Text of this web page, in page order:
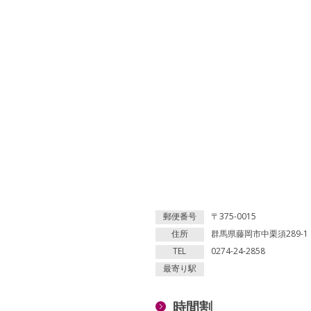
郵便番号
〒375-0015
住所
群馬県藤岡市中栗須289-1
TEL
0274-24-2858
最寄り駅
時間割